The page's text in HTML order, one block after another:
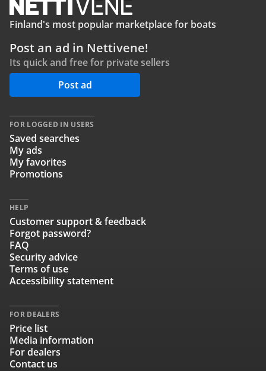
Finland's most popular marketplace for boats
Post an ad in Nettivene!
Its quick and free for private sellers
Post ad
FOR LOGGED IN USERS
Saved searches
My ads
My favorites
Promotions
HELP
Customer support & feedback
Forgot password?
FAQ
Security advice
Terms of use
Accessibility statement
FOR DEALERS
Price list
Media information
For dealers
Contact us